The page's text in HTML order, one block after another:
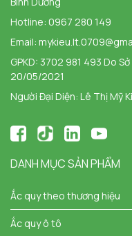
Hotline: 0967 280 149
Email:
GPKD: 3702 981 493 Do
20/05/2021
Người Đại Diện: Lê Thị Mỹ
DANH MỤC SẢN PHẨM
Ắc quy theo thương hiệu
Ắc quy ô tô